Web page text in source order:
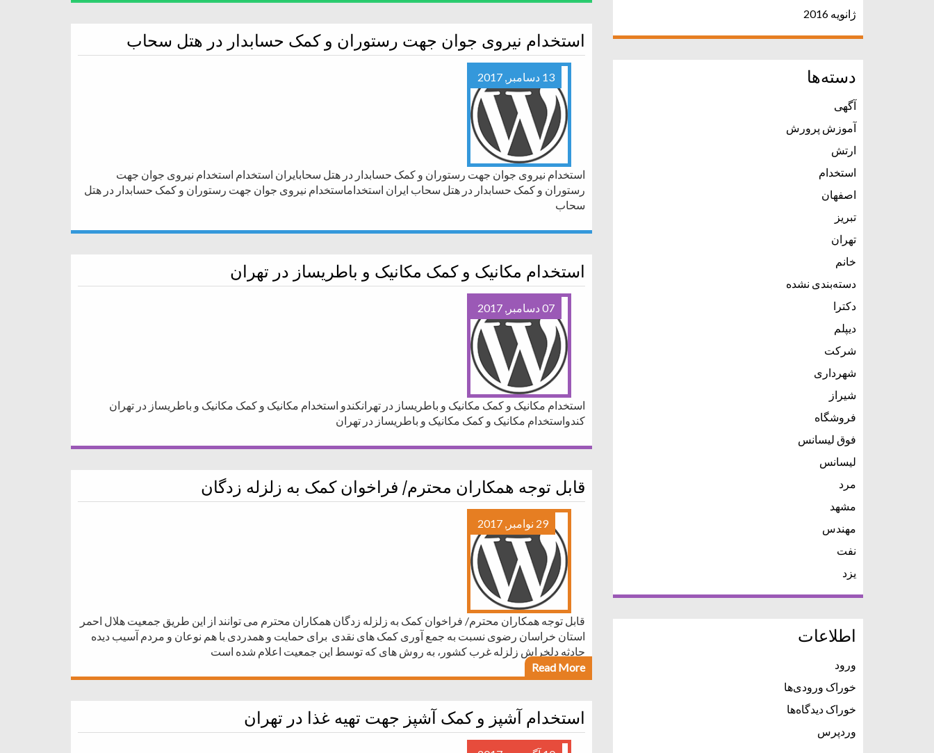
استخدام نیروی جوان جهت رستوران و کمک حسابدار در هتل سحاب
13 دسامبر, 2017
استخدام نیروی جوان جهت رستوران و کمک حسابدار در هتل سحابایران استخدام استخدام نیروی جوان جهت
رستوران و کمک حسابدار در هتل سحاب ایران استخداماستخدام نیروی جوان جهت رستوران و کمک حسابدار در هتل
سحاب
استخدام مکانیک و کمک مکانیک و باطریساز در تهران
07 دسامبر, 2017
استخدام مکانیک و کمک مکانیک و باطریساز در تهرانکندو استخدام مکانیک و کمک مکانیک و باطریساز در تهران
کندواستخدام مکانیک و کمک مکانیک و باطریساز در تهران
قابل توجه همکاران محترم/ فراخوان کمک به زلزله زدگان
29 نوامبر, 2017
قابل توجه همکاران محترم/ فراخوان کمک به زلزله زدگان همکاران محترم می توانند از این طریق جمعیت هلال احمر
استان خراسان رضوی نسبت به جمع آوری کمک های نقدی برای حمایت و همدردی با هم نوعان و مردم آسیب دیده
حادثه دلخراش زلزله غرب کشور، به روش های که توسط این جمعیت اعلام شده است
Read More
استخدام آشپز و کمک‎ آشپز جهت تهیه غذا در تهران
ژانویه 2016
دسته‌ها
آگهی
آموزش پرورش
ارتش
استخدام
اصفهان
تبریز
تهران
خانم
دسته‌بندی نشده
دکترا
دیپلم
شرکت
شهرداری
شیراز
فروشگاه
فوق لیسانس
لیسانس
مرد
مشهد
مهندس
نفت
یزد
اطلاعات
ورود
خوراک ورودی‌ها
خوراک دیدگاه‌ها
وردپرس